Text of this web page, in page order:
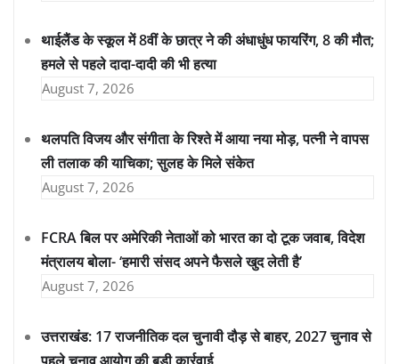
थाईलैंड के स्कूल में 8वीं के छात्र ने की अंधाधुंध फायरिंग, 8 की मौत;
हमले से पहले दादा-दादी की भी हत्या
August 7, 2026
थलपति विजय और संगीता के रिश्ते में आया नया मोड़, पत्नी ने वापस
ली तलाक की याचिका; सुलह के मिले संकेत
August 7, 2026
FCRA बिल पर अमेरिकी नेताओं को भारत का दो टूक जवाब, विदेश
मंत्रालय बोला- ‘हमारी संसद अपने फैसले खुद लेती है’
August 7, 2026
उत्तराखंड: 17 राजनीतिक दल चुनावी दौड़ से बाहर, 2027 चुनाव से